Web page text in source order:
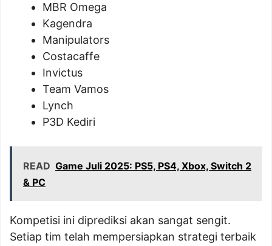
MBR Omega
Kagendra
Manipulators
Costacaffe
Invictus
Team Vamos
Lynch
P3D Kediri
READ Game Juli 2025: PS5, PS4, Xbox, Switch 2
& PC
Kompetisi ini diprediksi akan sangat sengit.
Setiap tim telah mempersiapkan strategi terbaik